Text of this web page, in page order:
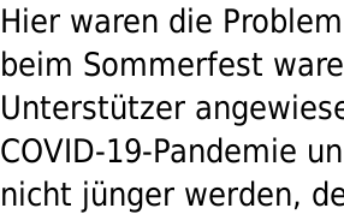
Hier waren die
beim Sommerfest
Unterstützer
COVID-19-Pandemie
nicht jünger werden,